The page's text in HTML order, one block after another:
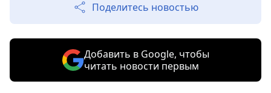
Поделитесь новостью
Добавить в Google, чтобы
читать новости первым